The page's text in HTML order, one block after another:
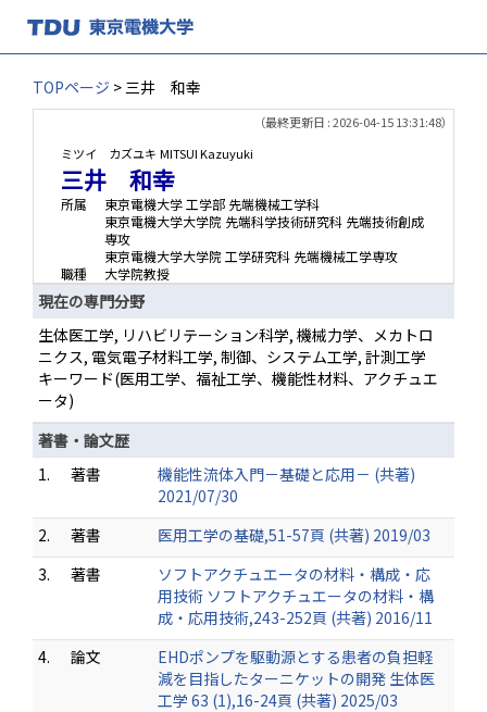
TOPページ > 三井 和幸
（最終更新日 : 2026-04-15 13:31:48）
ミツイ カズユキ MITSUI Kazuyuki
三井 和幸
所属
東京電機大学 工学部 先端機械工学科
東京電機大学大学院 先端科学技術研究科 先端技術創成
専攻
東京電機大学大学院 工学研究科 先端機械工学専攻
職種
大学院教授
現在の専門分野
生体医工学, リハビリテーション科学, 機械力学、メカトロ
ニクス, 電気電子材料工学, 制御、システム工学, 計測工学
キーワード(医用工学、福祉工学、機能性材料、アクチュエ
ータ)
著書・論文歴
1.
著書
機能性流体入門－基礎と応用－ (共著)
2021/07/30
2.
著書
医用工学の基礎,51-57頁 (共著) 2019/03
3.
著書
ソフトアクチュエータの材料・構成・応
用技術 ソフトアクチュエータの材料・構
成・応用技術,243-252頁 (共著) 2016/11
4.
論文
EHDポンプを駆動源とする患者の負担軽
減を目指したターニケットの開発 生体医
工学 63 (1),16-24頁 (共著) 2025/03